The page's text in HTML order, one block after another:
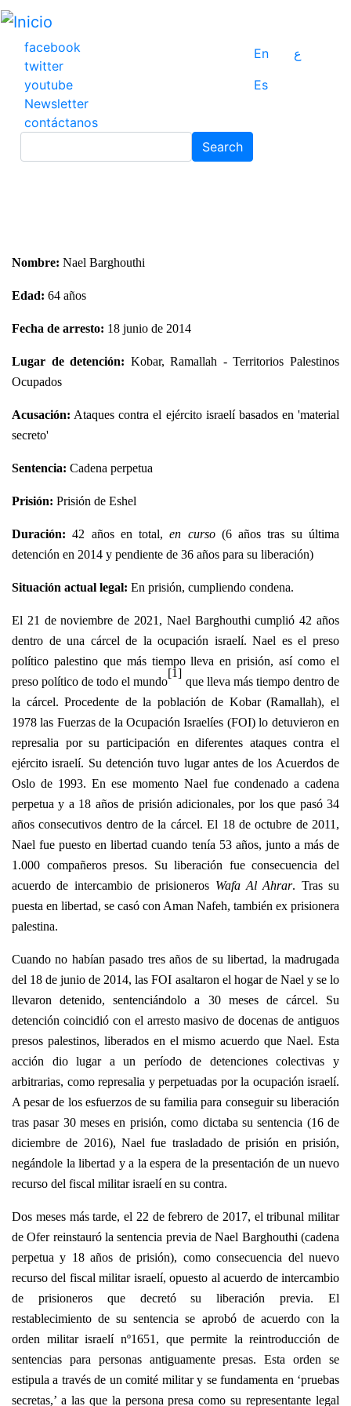
Pasar
contenido
principal
facebook
twitter
youtube
Newsletter
contáctanos
En
ع
Es
Search
Nombre: Nael Barghouthi
Edad: 64 años
Fecha de arresto: 18 junio de 2014
Lugar de detención: Kobar, Ramallah - Territorios Palestinos
Ocupados
Acusación: Ataques contra el ejército israelí basados en 'material
secreto'
Sentencia: Cadena perpetua
Prisión: Prisión de Eshel
Duración:42 años en total,en curso(6 años tras su última
detención en 2014 y pendiente de 36 años para su liberación)
Situación actual legal: En prisión, cumpliendo condena.
El 21 de noviembre de 2021, Nael Barghouthi cumplió 42 años
dentro de una cárcel de la ocupación israelí. Nael es el preso
político palestino que más tiempo lleva en prisión, así como el
preso político de todo el mundo
[1]
que lleva más tiempo dentro de
la cárcel. Procedente de la población de Kobar (Ramallah), el
1978 las Fuerzas de la Ocupación Israelíes (FOI) lo detuvieron en
represalia por su participación en diferentes ataques contra el
ejército israelí. Su detención tuvo lugar antes de los Acuerdos de
Oslo de 1993. En ese momento Nael fue condenado a cadena
perpetua y a 18 años de prisión adicionales, por los que pasó 34
años consecutivos dentro de la cárcel. El 18 de octubre de 2011,
Nael fue puesto en libertad cuando tenía 53 años, junto a más de
1.000 compañeros presos. Su liberación fue consecuencia del
acuerdo de intercambio de prisioneros Wafa Al Ahrar. Tras su
puesta en libertad, se casó con Aman Nafeh, también ex prisionera
palestina.
Cuando no habían pasado tres años de su libertad, la madrugada
del 18 de junio de 2014, las FOI asaltaron el hogar de Nael y se lo
llevaron detenido, sentenciándolo a 30 meses de cárcel. Su
detención coincidió con el arresto masivo de docenas de antiguos
presos palestinos, liberados en el mismo acuerdo que Nael. Esta
acción dio lugar a un período de detenciones colectivas y
arbitrarias, como represalia y perpetuadas por la ocupación israelí.
A pesar de los esfuerzos de su familia para conseguir su liberación
tras pasar 30 meses en prisión, como dictaba su sentencia (16 de
diciembre de 2016), Nael fue trasladado de prisión en prisión,
negándole la libertad y a la espera de la presentación de un nuevo
recurso del fiscal militar israelí en su contra.
Dos meses más tarde, el 22 de febrero de 2017, el tribunal militar
de Ofer reinstauró la sentencia previa de Nael Barghouthi (cadena
perpetua y 18 años de prisión), como consecuencia del nuevo
recurso del fiscal militar israelí, opuesto al acuerdo de intercambio
de prisioneros que decretó su liberación previa. El
restablecimiento de su sentencia se aprobó de acuerdo con la
orden militar israelí nº1651, que permite la reintroducción de
sentencias para personas antiguamente presas. Esta orden se
estipula a través de un comité militar y se fundamenta en ‘pruebas
secretas,’ a las que la persona presa como su representante legal